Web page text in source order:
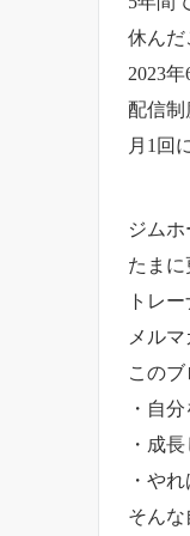
休んだ
2023
配信制
月1回
ジム
たまに
トレ
メル
この
・自
・成
・や
そん